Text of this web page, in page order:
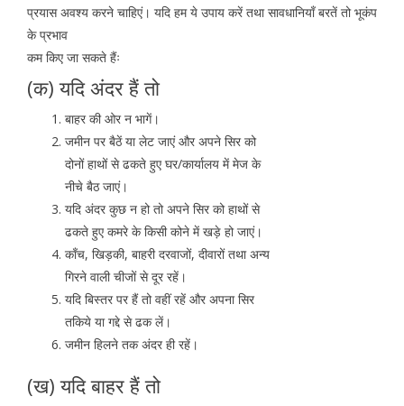
प्रयास अवश्य करने चाहिएं। यदि हम ये उपाय करें तथा सावधानियाँ बरतें तो भूकंप
के प्रभाव
कम किए जा सकते हैंः
(क) यदि अंदर हैं तो
बाहर की ओर न भागें।
जमीन पर बैठें या लेट जाएं और अपने सिर को
दोनों हाथों से ढकते हुए घर/कार्यालय में मेज के
नीचे बैठ जाएं।
यदि अंदर कुछ न हो तो अपने सिर को हाथों से
ढकते हुए कमरे के किसी कोने में खड़े हो जाएं।
काँच, खिड़की, बाहरी दरवाजों, दीवारों तथा अन्य
गिरने वाली चीजों से दूर रहें।
यदि बिस्तर पर हैं तो वहीं रहें और अपना सिर
तकिये या गद्दे से ढक लें।
जमीन हिलने तक अंदर ही रहें।
(ख) यदि बाहर हैं तो